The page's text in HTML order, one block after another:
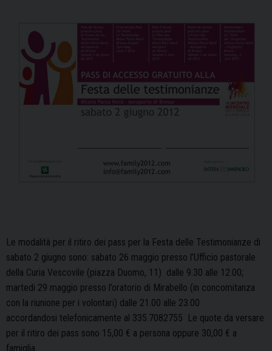
Le modalità per il ritiro dei pass per la Festa delle Testimonianze di
sabato 2 giugno sono: sabato 26 maggio presso l’Ufficio pastorale
della Curia Vescovile (piazza Duomo, 11) dalle 9.30 alle 12.00;
martedi 29 maggio presso l’oratorio di Mirabello (in concomitanza
con la riunione per i volontari) dalle 21.00 alle 23.00
accordandosi telefonicamente al 335.7082755 Le quote da versare
per il ritiro dei pass sono 15,00 € a persona oppure 30,00 € a
famiglia.